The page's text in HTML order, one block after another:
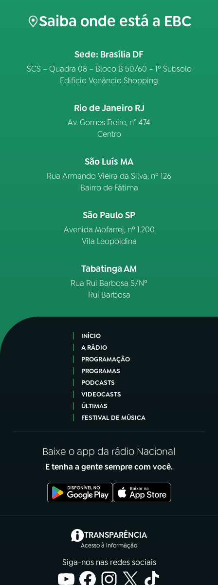
Saiba onde está a EBC
Sede: Brasília DF
SCS – Quadra 08 – Bloco B 50/60 – 1º Subsolo
Edifício Venâncio Shopping
Rio de Janeiro RJ
Av. Gomes Freire, n° 474
Centro
São Luís MA
Rua Armando Vieira da Silva, nº 126
Bairro de Fátima
São Paulo SP
Avenida Mofarrej, nº 1.200
Vila Leopoldina
Tabatinga AM
Rua Rui Barbosa S/Nº
Rui Barbosa
INÍCIO
A RÁDIO
PROGRAMAÇÃO
PROGRAMAS
PODCASTS
VIDEOCASTS
ÚLTIMAS
FESTIVAL DE MÚSICA
Baixe o app da rádio Nacional
E tenha a gente sempre com você.
TRANSPARÊNCIA
Acesso à Informação
(abre em nova aba)
Siga-nos nas redes sociais